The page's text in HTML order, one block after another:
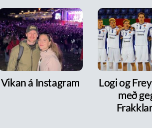
Vikan á Instagram
Logi og
með